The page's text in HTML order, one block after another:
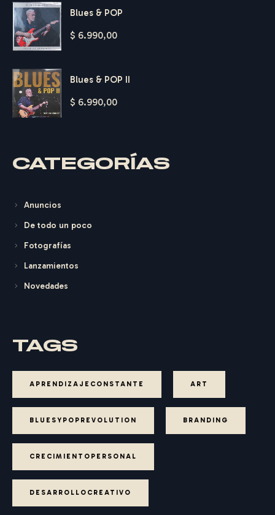
Blues & POP
$ 6.990,00
Blues & POP II
$ 6.990,00
CATEGORÍAS
Anuncios
De todo un poco
Fotografías
Lanzamientos
Novedades
TAGS
APRENDIZAJECONSTANTE ART
BLUESYPOPREVOLUTION BRANDING
CRECIMIENTOPERSONAL
DESARROLLOCREATIVO